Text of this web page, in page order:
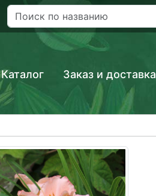
Каталог Заказ и доставка